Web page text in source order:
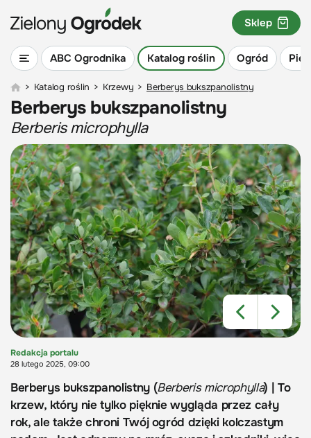
ABC Ogrodnika Katalog roślin Ogród
Sklep
> Katalog roślin > Krzewy > Berberys bukszpanolistny
Berberys bukszpanolistny
Berberis microphylla
Redakcja portalu
28 lutego 2025, 09:00
Berberys bukszpanolistny (Berberis microphylla) | To
krzew, który nie tylko pięknie wygląda przez cały
rok, ale także chroni Twój ogród dzięki kolczastym